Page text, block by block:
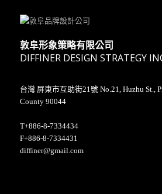
敦阜形象策略有限公司
DIFFINER DESIGN STRATEGY
台灣 屏東市互助街21號 No.21, Huzhu St.,
County 90044
T+886-8-7334434
F+886-8-7334431
diffiner@gmail.com